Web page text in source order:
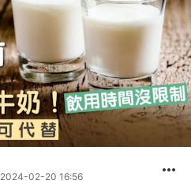
2024-02-20 16:56